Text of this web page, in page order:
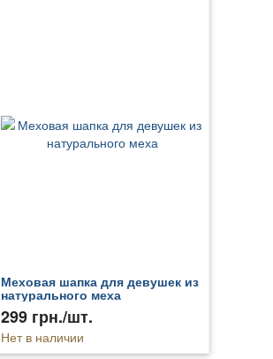
Меховая шапка для девушек из
натурального меха
299 грн./шт.
Нет в наличии